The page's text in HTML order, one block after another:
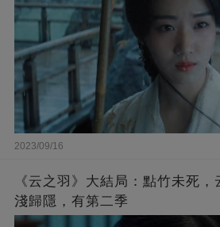
2023/09/16
《云之羽》大結局：點竹未死
淺歸隱，有第二季